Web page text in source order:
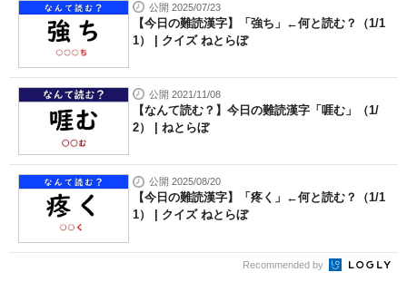
公開 2025/07/23
【今日の難読漢字】「強ち」←何と読む？（1/1
1） | クイズ ねとらぼ
公開 2021/11/08
【なんて読む？】今日の難読漢字「啀む」（1/
2） | ねとらぼ
公開 2025/08/20
【今日の難読漢字】「疼く」←何と読む？（1/1
1） | クイズ ねとらぼ
Recommended by